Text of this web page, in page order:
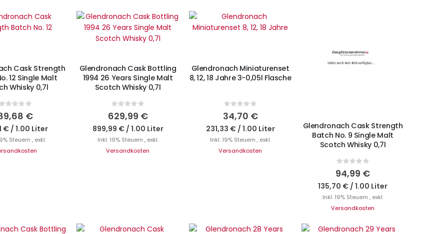
auf Lager
Cask Strength
12 Single Malt
Whisky 0,7l
Rating:
€
€/ 1.00 Liter
Steuern , exkl.
Nicht auf Lager
Glendronach Cask Bottling
1994 26 Years Single Malt
Scotch Whisky 0,7l
Rating:
0%
629,99 €
899,99 €/ 1.00 Liter
Inkl. 19% Steuern , exkl.
Versandkosten
Nicht auf Lager
Glendronach Miniaturenset
8, 12, 18 Jahre 3-0,05l Flasche
Rating:
0%
34,70 €
231,33 €/ 1.00 Liter
Inkl. 19% Steuern , exkl.
Versandkosten
Glendronach Cask Strength
Batch No. 9 Single Malt
Scotch Whisky 0,7l
Rating:
0%
94,99 €
135,70 € / 1.00 Liter
Inkl. 19% Steuern , exkl.
Versandkosten